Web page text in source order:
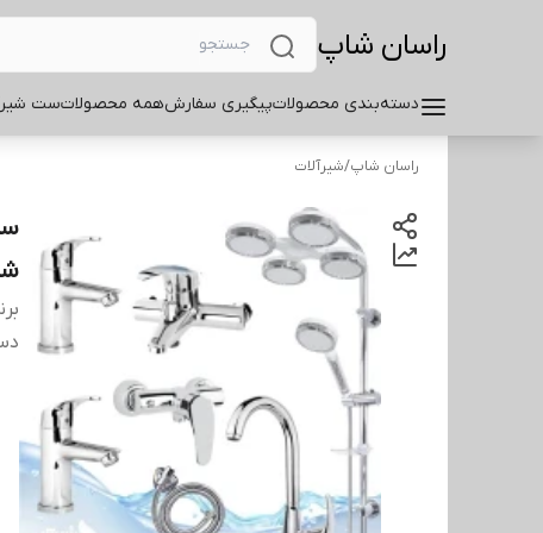
راسان شاپ
دسته‌بندی محصولاتپیگیری سفارشهمه محصولاتست
راسان شاپ/شیرآلات